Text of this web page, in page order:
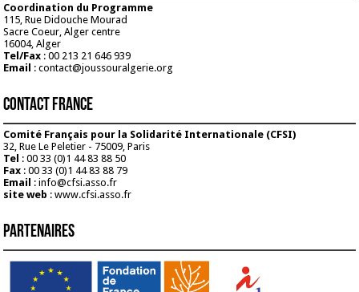
Coordination du Programme
115, Rue Didouche Mourad
Sacre Coeur, Alger centre
16004, Alger
Tel/Fax : 00 213 21 646 939
Email : contact@joussouralgerie.org
Contact France
Comité Français pour la Solidarité Internationale (CFSI)
32, Rue Le Peletier - 75009, Paris
Tel : 00 33 (0)1 44 83 88 50
Fax : 00 33 (0)1 44 83 88 79
Email : info@cfsi.asso.fr
site web : www.cfsi.asso.fr
Partenaires